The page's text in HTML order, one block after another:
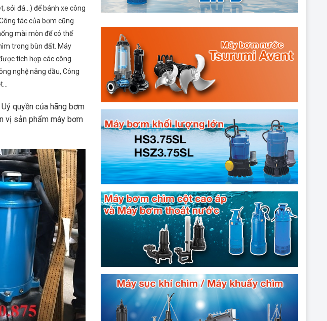
sỏi đá…) để bánh xe công
tác của bơm cũng
mài mòn để có thể
trong bùn đất. Máy
tích hợp các công
nghệ nâng dầu, Công
quyền của hãng bơm
vị sản phẩm máy bơm